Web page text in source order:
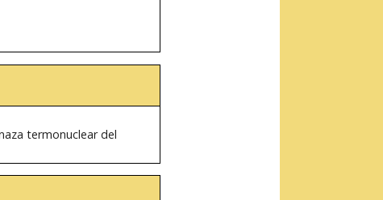
termonuclear del